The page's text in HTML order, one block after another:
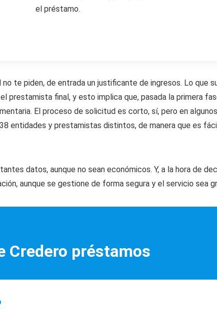
el préstamo.
te piden, de entrada un justificante de ingresos. Lo que
prestamista final, y esto implica que, pasada la primera
El proceso de solicitud es corto, sí, pero en algunos
entidades y prestamistas distintos, de manera que es
datos, aunque no sean económicos. Y, a la hora de
aunque se gestione de forma segura y el servicio sea
Credero préstamos